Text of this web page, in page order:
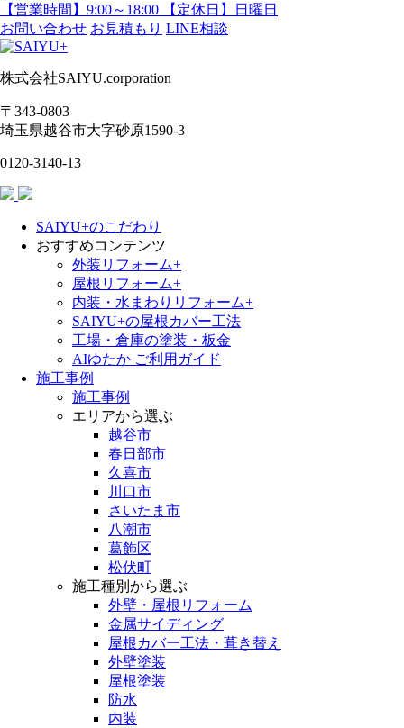
【営業時間】9:00～18:00 【定休日】日曜日
お問い合わせ お見積もり LINE相談
株式会社SAIYU.corporation
〒343-0803
埼玉県越谷市大字砂原1590-3
0120-3140-13
SAIYU+のこだわり
おすすめコンテンツ
外装リフォーム+
屋根リフォーム+
内装・水まわりリフォーム+
SAIYU+の屋根カバー工法
工場・倉庫の塗装・板金
AIゆたか ご利用ガイド
施工事例
施工事例
エリアから選ぶ
越谷市
春日部市
久喜市
川口市
さいたま市
八潮市
葛飾区
松伏町
施工種別から選ぶ
外壁・屋根リフォーム
金属サイディング
屋根カバー工法・葺き替え
外壁塗装
屋根塗装
防水
内装